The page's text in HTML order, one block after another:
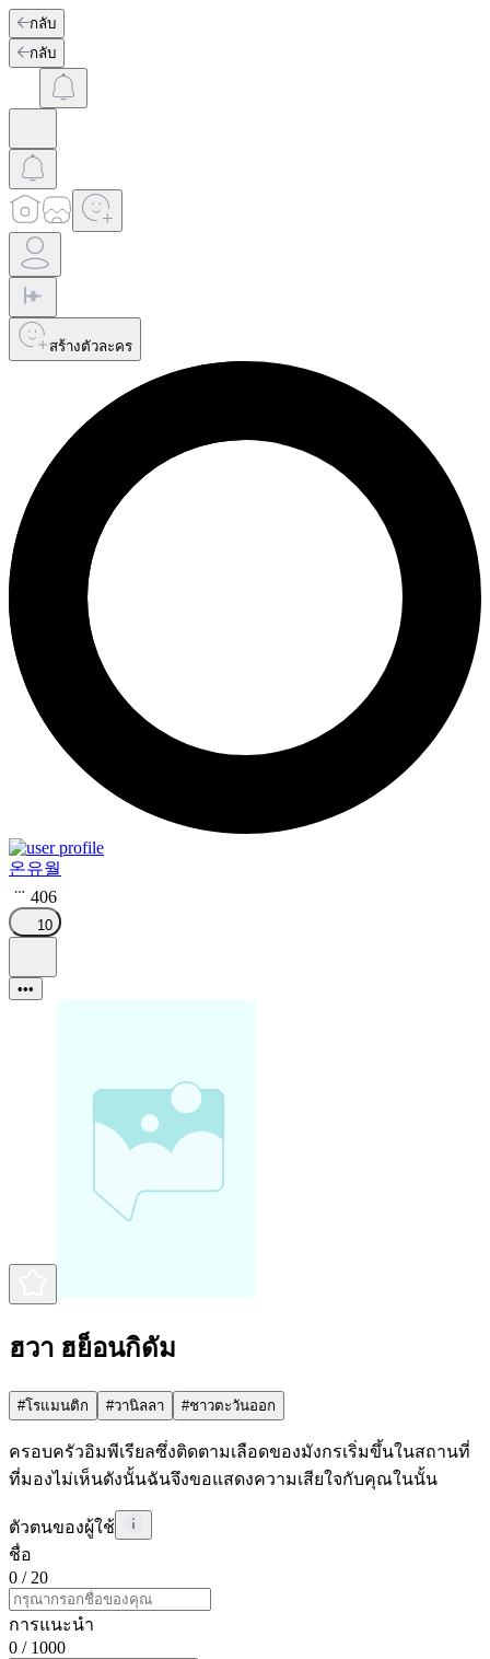
กลับ
กลับ
สร้างตัวละคร
온유월
406
10
•••
ฮวา ฮย็อนกิดัม
#โรแมนติก #วานิลลา #ชาวตะวันออก
ครอบครัวอิมพีเรียลซึ่งติดตามเลือดของมังกรเริ่มขึ้นในสถานที่
ที่มองไม่เห็นดังนั้นฉันจึงขอแสดงความเสียใจกับคุณในนั้น
ตัวตนของผู้ใช้
ชื่อ
0 / 20
การแนะนำ
0 / 1000